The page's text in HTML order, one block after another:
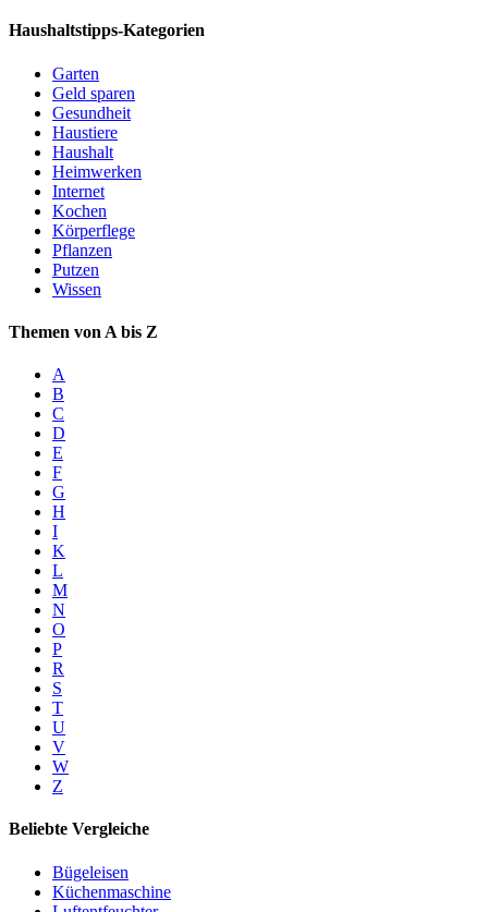
Haushaltstipps-Kategorien
Garten
Geld sparen
Gesundheit
Haustiere
Haushalt
Heimwerken
Internet
Kochen
Körperflege
Pflanzen
Putzen
Wissen
Themen von A bis Z
A
B
C
D
E
F
G
H
I
K
L
M
N
O
P
R
S
T
U
V
W
Z
Beliebte Vergleiche
Bügeleisen
Küchenmaschine